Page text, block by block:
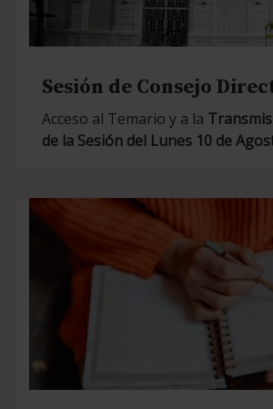
Sesión de Consejo
Acceso al Temario y a la
de la Sesión del Lunes 10 de